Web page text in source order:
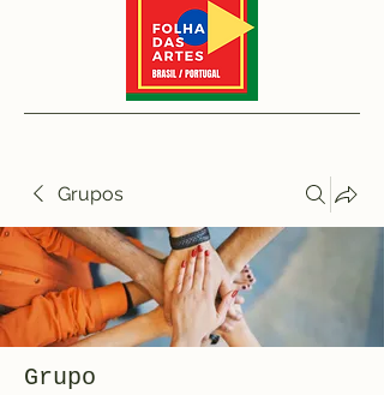
Grupos
Grupo